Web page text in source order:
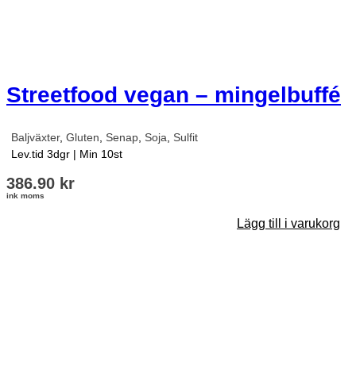
Streetfood vegan – mingelbuffé
Baljväxter, Gluten Senap Soja
Sulfit
Lev.tid 3dgr | Min 10st
386.90 kr
ink moms
Lägg till i varukorg